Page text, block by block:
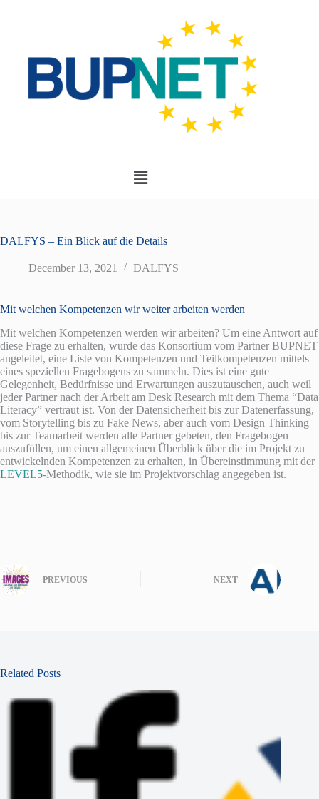
DALFYS – Ein Blick auf die Details
December 13, 2021 DALFYS
Mit welchen Kompetenzen wir weiter arbeiten werden
Mit welchen Kompetenzen werden wir arbeiten? Um eine Antwort auf
diese Frage zu erhalten, wurde das Konsortium vom Partner BUPNET
angeleitet, eine Liste von Kompetenzen und Teilkompetenzen mittels
eines speziellen Fragebogens zu sammeln. Dies ist eine gute
Gelegenheit, Bedürfnisse und Erwartungen auszutauschen, auch weil
jeder Partner nach der Arbeit am Desk Research mit dem Thema “Data
Literacy” vertraut ist. Von der Datensicherheit bis zur Datenerfassung,
vom Storytelling bis zu Fake News, aber auch vom Design Thinking
bis zur Teamarbeit werden alle Partner gebeten, den Fragebogen
auszufüllen, um einen allgemeinen Überblick über die im Projekt zu
entwickelnden Kompetenzen zu erhalten, in Übereinstimmung mit der
LEVEL5-Methodik, wie sie im Projektvorschlag angegeben ist.
PREVIOUS NEXT
Related Posts